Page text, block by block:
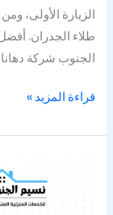
الزيارة الأولى،
طلاء الجدران.
الجنوب شركة
قراءة المزيد »